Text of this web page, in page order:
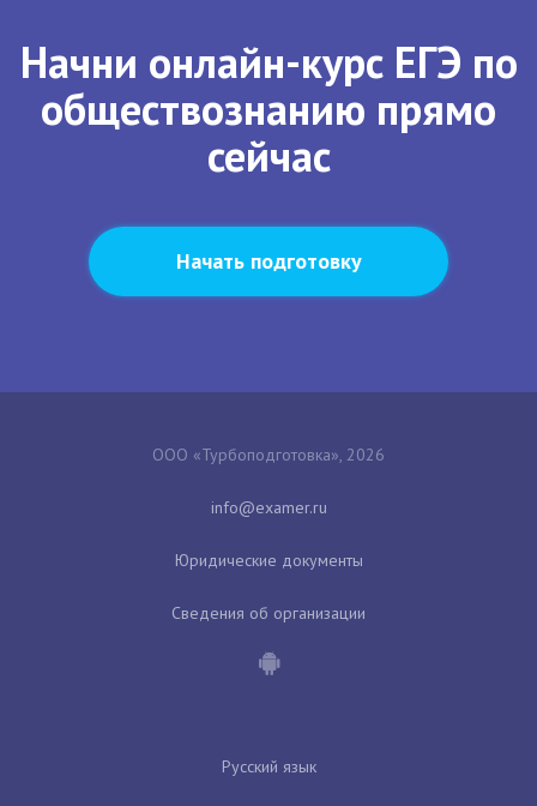
Начни онлайн-курс ЕГЭ по
обществознанию прямо
сейчас
Начать подготовку
ООО «Турбоподготовка», 2026
Юридические документы
Сведения об организации
Русский язык